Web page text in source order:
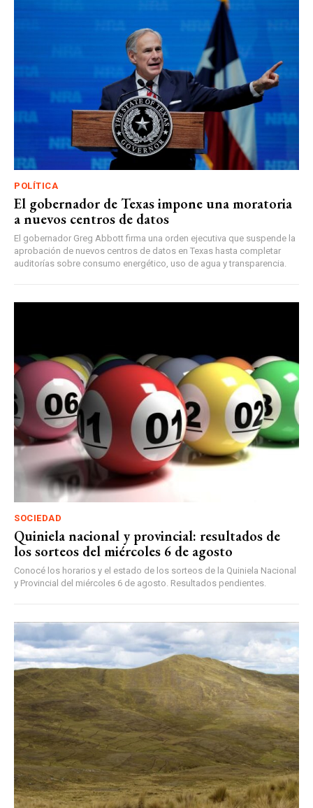
POLÍTICA
El gobernador de Texas impone una moratoria
a nuevos centros de datos
El gobernador Greg Abbott firma una orden ejecutiva que suspende la
aprobación de nuevos centros de datos en Texas hasta completar
auditorías sobre consumo energético, uso de agua y transparencia.
SOCIEDAD
Quiniela nacional y provincial: resultados de
los sorteos del miércoles 6 de agosto
Conocé los horarios y el estado de los sorteos de la Quiniela Nacional
y Provincial del miércoles 6 de agosto. Resultados pendientes.